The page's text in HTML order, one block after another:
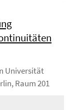
Universität
Raum 201